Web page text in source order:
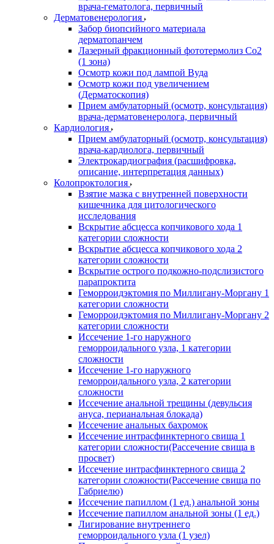
врача-гематолога, первичный
Дерматовенерология
Забор биопсийного материала
дерматопанчем
Лазерный фракционный фототермолиз Со2
(1 зона)
Осмотр кожи под лампой Вуда
Осмотр кожи под увеличением
(Дерматоскопия)
Прием амбулаторный (осмотр, консультация)
врача-дерматовенеролога, первичный
Кардиология
Прием амбулаторный (осмотр, консультация)
врача-кардиолога, первичный
Электрокардиография (расшифровка,
описание, интерпретация данных)
Колопроктология
Взятие мазка с внутренней поверхности
кишечника для цитологического
исследования
Вскрытие абсцесса копчикового хода 1
категории сложности
Вскрытие абсцесса копчикового хода 2
категории сложности
Вскрытие острого подкожно-подслизистого
парапроктита
Геморроидэктомия по Миллигану-Моргану 1
категории сложности
Геморроидэктомия по Миллигану-Моргану 2
категории сложности
Иссечение 1-го наружного
геморроидального узла, 1 категории
сложности
Иссечение 1-го наружного
геморроидального узла, 2 категории
сложности
Иссечение анальной трещины (девульсия
ануса, перианальная блокада)
Иссечение анальных бахромок
Иссечение интрасфинктерного свища 1
категории сложности(Рассечение свища в
просвет)
Иссечение интрасфинктерного свища 2
категории сложности(Рассечение свища по
Габриелю)
Иссечение папиллом (1 ед.) анальной зоны
Иссечение папиллом анальной зоны (1 ед.)
Лигирование внутреннего
геморроидального узла (1 узел)